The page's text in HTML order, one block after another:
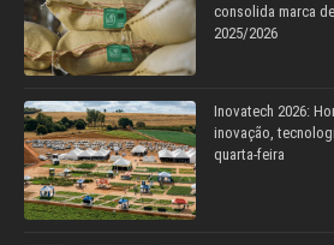
consolida marca
2025/2026
Inovatech 2026:
inovação,
quarta-feira